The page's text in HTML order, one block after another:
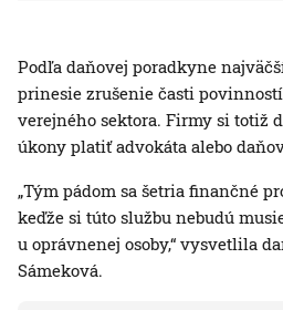
Podľa daňovej poradkyne
prinesie zrušenie časti
verejného sektora. Firmy si totiž
úkony platiť advokáta alebo
„Tým pádom sa šetria finančné
keďže si túto službu nebudú
u oprávnenej osoby,“ vysvetlila
Sámeková.